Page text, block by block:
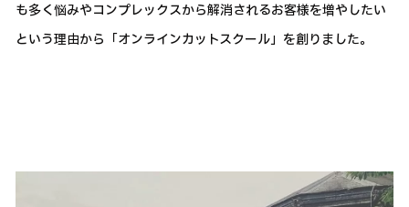
も多く悩みやコンプレックスから解消されるお客様を増やしたい
という理由から「オンラインカットスクール」を創りました。